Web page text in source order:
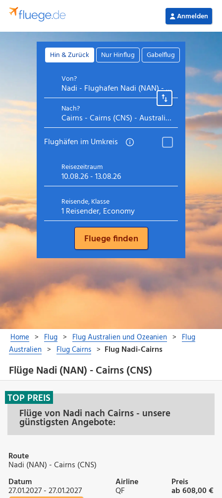
Flüge Nadi (NAN) - Cairns (CNS)
Flüge von Nadi nach Cairns - unsere
günstigsten Angebote:
TOP PREIS
Route
Nadi (NAN) - Cairns (CNS)
Datum
27.01.2027 - 27.01.2027
Airline
QF
Preis
ab 608,00 €